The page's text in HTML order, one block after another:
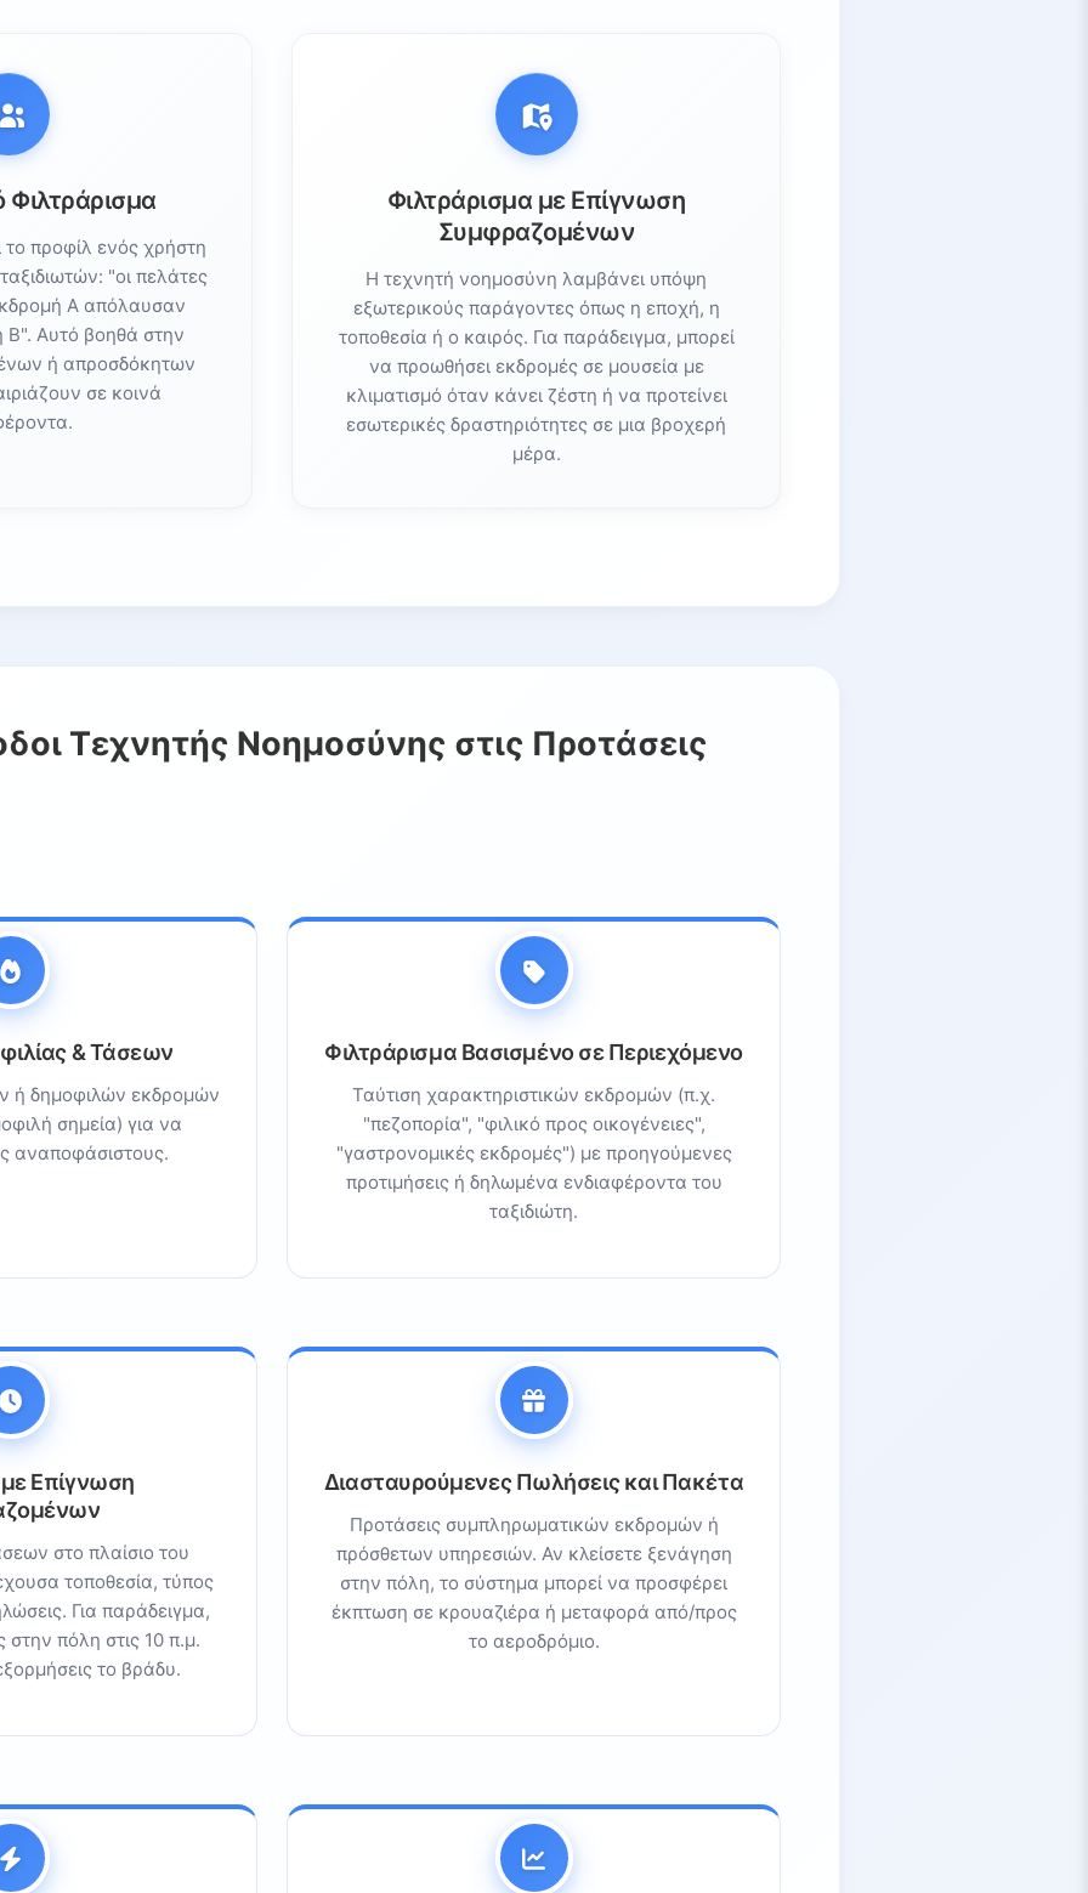
Εκδρομών – Peek Pro, FareHarbor, Bokun
AI Αγοράς
στην Πράξη
Ταξίδια
Φιλτράρισμα
προφίλ ενός χρήστη
"οι πελάτες
Α απόλαυσαν
Β". Αυτό βοηθά στην
ή απροσδόκητων
σε κοινά
Φιλτράρισμα με Επίγνωση
Συμφραζομένων
Η τεχνητή νοημοσύνη λαμβάνει υπόψη
εξωτερικούς παράγοντες όπως η εποχή, η
τοποθεσία ή ο καιρός. Για παράδειγμα, μπορεί
να προωθήσει εκδρομές σε μουσεία με
κλιματισμό όταν κάνει ζέστη ή να προτείνει
εσωτερικές δραστηριότητες σε μια βροχερή
μέρα.
Τεχνητής Νοημοσύνης στις Προτάσεις
& Τάσεων
ή δημοφιλών εκδρομών
σημεία) για να
αναποφάσιστους.
Φιλτράρισμα Βασισμένο σε Περιεχόμενο
Ταύτιση χαρακτηριστικών εκδρομών (π.χ.
"πεζοπορία", "φιλικό προς οικογένειες",
"γαστρονομικές εκδρομές") με προηγούμενες
προτιμήσεις ή δηλωμένα ενδιαφέροντα του
ταξιδιώτη.
Επίγνωση
στο πλαίσιο του
τοποθεσία, τύπος
Για παράδειγμα,
στην πόλη στις 10 π.μ.
το βράδυ.
Διασταυρούμενες Πωλήσεις και Πακέτα
Προτάσεις συμπληρωματικών εκδρομών ή
πρόσθετων υπηρεσιών. Αν κλείσετε ξενάγηση
στην πόλη, το σύστημα μπορεί να προσφέρει
έκπτωση σε κρουαζιέρα ή μεταφορά από/προς
το αεροδρόμιο.